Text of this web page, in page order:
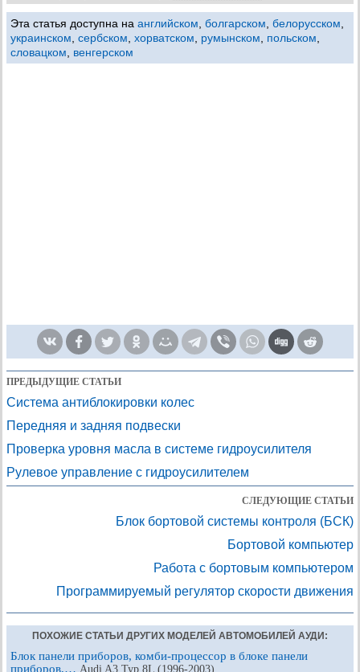
Эта статья доступна на английском болгарском белорусском
украинском сербском хорватском румынском польском
словацком
венгерском
ПРЕДЫДУЩИЕ СТАТЬИ
Система антиблокировки колес
Передняя и задняя подвески
Проверка уровня масла в системе гидроусилителя
Рулевое управление с гидроусилителем
СЛЕДУЮЩИЕ СТАТЬИ
Блок бортовой системы контроля (БСК)
Бортовой компьютер
Работа с бортовым компьютером
Программируемый регулятор скорости движения
ПОХОЖИЕ СТАТЬИ ДРУГИХ МОДЕЛЕЙ АВТОМОБИЛЕЙ АУДИ:
Блок панели приборов, комби-процессор в блоке панели
приборов,… Audi A3 Typ 8L (1996-2003)